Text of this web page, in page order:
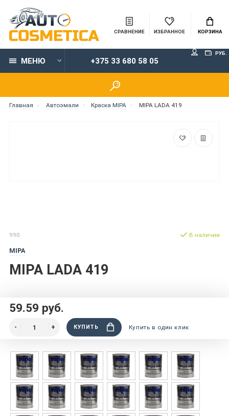
СРАВНЕНИЕ ИЗБРАННОЕ КОРЗИНА
МЕНЮ +375 33 680 58 05
РУБ.
Главная Автоэмали Краска MIPA MIPA LADA 419
990
MIPA
MIPA LADA 419
В наличии
59.59 руб.
КУПИТЬ Купить в один клик